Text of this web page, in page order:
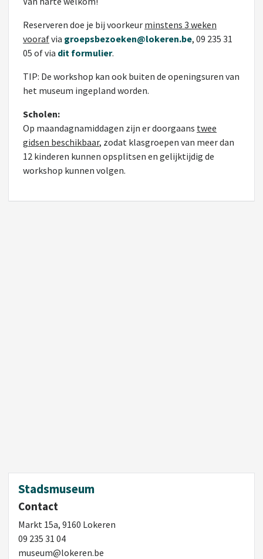
Reserveren doe je bij voorkeur minstens 3 weken
voorafvia groepsbezoeken@lokeren.be, 09 235 31
05 of via dit formulier.
TIP: De workshop kan ook buiten de openingsuren van
het museum ingepland worden.
Scholen:
Op maandagnamiddagen zijn er doorgaans twee
gidsen beschikbaar, zodat klasgroepen van meer dan
12 kinderen kunnen opsplitsen en gelijktijdig de
workshop kunnen volgen.
Stadsmuseum
Contact
Markt 15a, 9160 Lokeren
09 235 31 04
museum@lokeren.be